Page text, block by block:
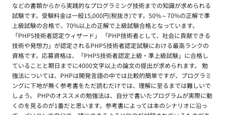
などの書類からから実践的なプログラミング技術までの知識が求められる
試験です。受験料金は一般15,000円(税抜き)です。50%～70%の正解で準
上級試験の合格で、70%以上の正解で上級試験合格となっています。
「PHP5技術者認定ウィザード」 「PHP技術者として、社会に貢献できる
技術や発想力」が認定されるPHP5技術者認定試験における最高ランクの
資格です。応募資格は、「PHP5技術者認定上級・準上級試験」に合格し
ていることと期日までに4000文字以上の論文の提出が求められます。 勉
強法については、PHPは開発言語の中では比較的簡単ですが、プログラミ
ングに下地が無く参考書をただ読むだけでは、理解に至るまでは難しいで
しょう。 PHPのオススメの勉強法は、自分で書いたプログラムが実際に動
くのを見るのが1番だと思います。参考書によっては本のシナリオに沿っ